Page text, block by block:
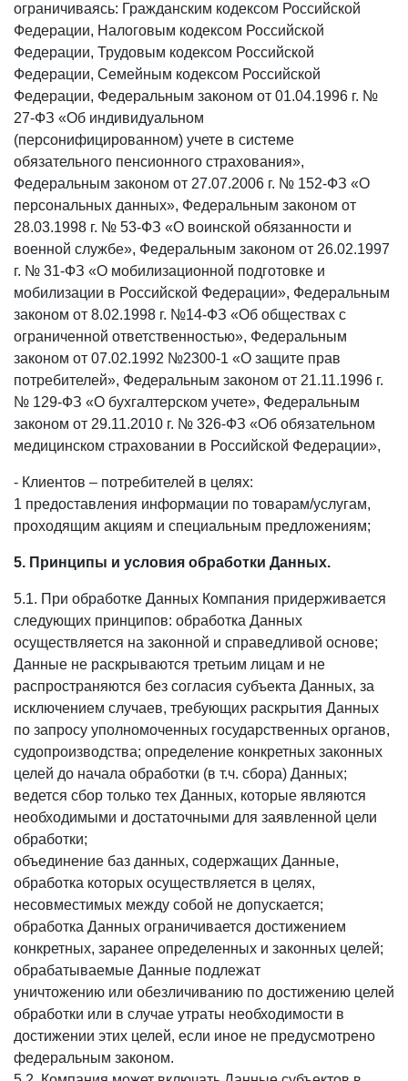
ограничиваясь: Гражданским кодексом Российской
Федерации, Налоговым кодексом Российской
Федерации, Трудовым кодексом Российской
Федерации, Семейным кодексом Российской
Федерации, Федеральным законом от 01.04.1996 г. №
27-ФЗ «Об индивидуальном
(персонифицированном) учете в системе
обязательного пенсионного страхования»,
Федеральным законом от 27.07.2006 г. № 152-ФЗ «О
персональных данных», Федеральным законом от
28.03.1998 г. № 53-ФЗ «О воинской обязанности и
военной службе», Федеральным законом от 26.02.1997
г. № 31-ФЗ «О мобилизационной подготовке и
мобилизации в Российской Федерации», Федеральным
законом от 8.02.1998 г. №14-ФЗ «Об обществах с
ограниченной ответственностью», Федеральным
законом от 07.02.1992 №2300-1 «О защите прав
потребителей», Федеральным законом от 21.11.1996 г.
№ 129-ФЗ «О бухгалтерском учете», Федеральным
законом от 29.11.2010 г. № 326-ФЗ «Об обязательном
медицинском страховании в Российской Федерации»,
- Клиентов – потребителей в целях:
1 предоставления информации по товарам/услугам,
проходящим акциям и специальным предложениям;
5. Принципы и условия обработки Данных.
5.1. При обработке Данных Компания придерживается
следующих принципов: обработка Данных
осуществляется на законной и справедливой основе;
Данные не раскрываются третьим лицам и не
распространяются без согласия субъекта Данных, за
исключением случаев, требующих раскрытия Данных
по запросу уполномоченных государственных органов,
судопроизводства; определение конкретных законных
целей до начала обработки (в т.ч. сбора) Данных;
ведется сбор только тех Данных, которые являются
необходимыми и достаточными для заявленной цели
обработки;
объединение баз данных, содержащих Данные,
обработка которых осуществляется в целях,
несовместимых между собой не допускается;
обработка Данных ограничивается достижением
конкретных, заранее определенных и законных целей;
обрабатываемые Данные подлежат
уничтожению или обезличиванию по достижению целей
обработки или в случае утраты необходимости в
достижении этих целей, если иное не предусмотрено
федеральным законом.